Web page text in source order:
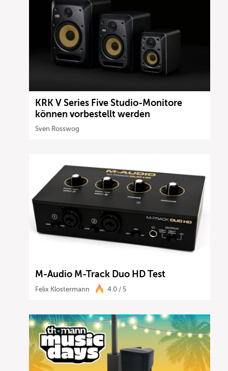
KRK V Series Five Studio-Monitore
können vorbestellt werden
Sven Rosswog
M-Audio M-Track Duo HD Test
Felix Klostermann 4.0 / 5